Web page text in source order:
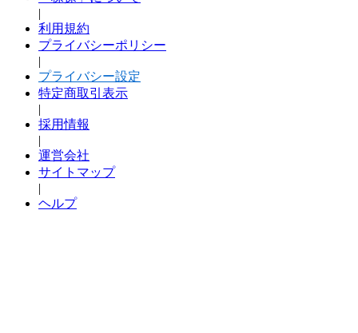
|
利用規約
プライバシーポリシー
|
プライバシー設定
特定商取引表示
|
採用情報
|
運営会社
サイトマップ
|
ヘルプ